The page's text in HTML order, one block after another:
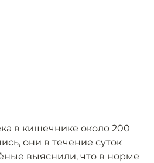
в кишечнике около 200
они в течение суток
выяснили, что в норме